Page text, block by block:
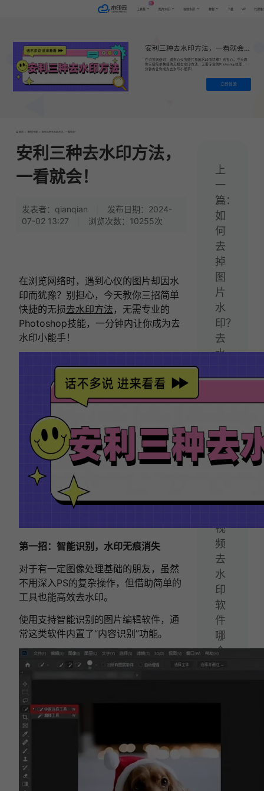
工具集 图片水印 视频水印 教程 下载 VIP 代理推
安利三种去水印方法，一看就会！
在浏览网络时，遇到心仪的图片却因水印而犹豫？别担心，今天教
你三招简单快捷的无损去水印方法，无需专业的Photoshop技能，一
分钟内让你成为去水印小能手！
立即体验
首页 > 教程|专题 > 安利三种去水印方法，一看就会！
安利三种去水印方法，
一看就会！
发表者：qianqian
发布日期：2024-
07-02 13:27
浏览次数：10255次
在浏览网络时，遇到心仪的图片却因水
印而犹豫？别担心，今天教你三招简单
快捷的无损去水印方法 ，无需专业的
Photoshop技能，一分钟内让你成为去
水印小能手！
第一招：智能识别，水印无痕消失
对于有一定图像处理基础的朋友，虽然
不用深入PS的复杂操作，但借助简单的
工具也能高效去水印。
使用支持智能识别的图片编辑软件，通
常这类软件内置了“内容识别”功能。
上
一
篇：
如
何
去
掉
图
片
水
印？
去
水
教
程
议
收
藏！
一
视
频
去
水
印
软
件
哪
个
好
三